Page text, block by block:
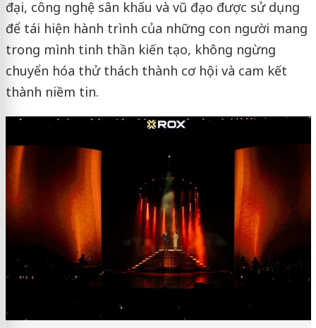
đại, công nghệ sân khấu và vũ đạo được sử dụng
để tái hiện hành trình của những con người mang
trong mình tinh thần kiến tạo, không ngừng
chuyển hóa thử thách thành cơ hội và cam kết
thành niềm tin.